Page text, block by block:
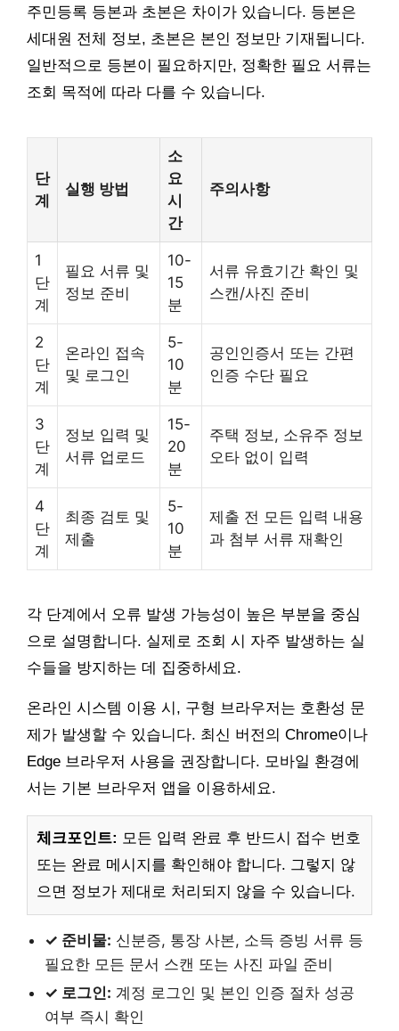
주민등록 등본과 초본은 차이가 있습니다. 등본은
세대원 전체 정보, 초본은 본인 정보만 기재됩니다.
일반적으로 등본이 필요하지만, 정확한 필요 서류는
조회 목적에 따라 다를 수 있습니다.
단
계
실행 방법
소
요
시
간
주의사항
1
단
계
필요 서류 및
정보 준비
10-
15
분
서류 유효기간 확인 및
스캔/사진 준비
2
단
계
온라인 접속
및 로그인
5-
10
분
공인인증서 또는 간편
인증 수단 필요
3
단
계
정보 입력 및
서류 업로드
15-
20
분
주택 정보, 소유주 정보
오타 없이 입력
4
단
계
최종 검토 및
제출
5-
10
분
제출 전 모든 입력 내용
과 첨부 서류 재확인
각 단계에서 오류 발생 가능성이 높은 부분을 중심
으로 설명합니다. 실제로 조회 시 자주 발생하는 실
수들을 방지하는 데 집중하세요.
온라인 시스템 이용 시, 구형 브라우저는 호환성 문
제가 발생할 수 있습니다. 최신 버전의 Chrome이나
Edge 브라우저 사용을 권장합니다. 모바일 환경에
서는 기본 브라우저 앱을 이용하세요.
체크포인트: 모든 입력 완료 후 반드시 접수 번호
또는 완료 메시지를 확인해야 합니다. 그렇지 않
으면 정보가 제대로 처리되지 않을 수 있습니다.
✓ 준비물: 신분증, 통장 사본, 소득 증빙 서류 등
필요한 모든 문서 스캔 또는 사진 파일 준비
✓ 로그인: 계정 로그인 및 본인 인증 절차 성공
여부 즉시 확인